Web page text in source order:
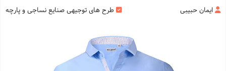
ایمان حبیبی طرح های توجیهی صنایع نساجی و پارچه